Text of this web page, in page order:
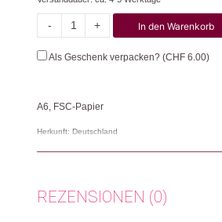
-
Wichtel
Kuh
Menge
+ In den Warenkorb
Als Geschenk verpacken? (CHF 6.00)
A6, FSC-Papier
Herkunft: Deutschland
Artikelnummer: 107498.66
REZENSIONEN (0)